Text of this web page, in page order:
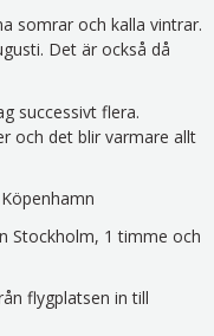
somrar och kalla vintrar.
Det är också då
successivt flera.
och det blir varmare allt
Stockholm, 1 timme och
flygplatsen in till